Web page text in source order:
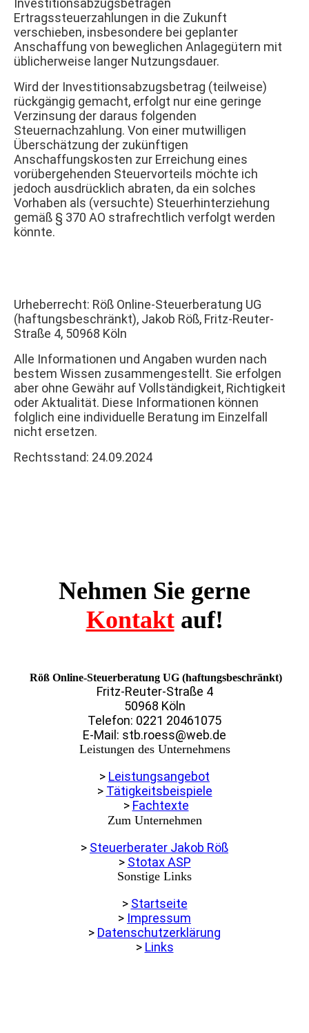
Investitionsabzugsbeträgen
Ertragssteuerzahlungen in die Zukunft
verschieben, insbesondere bei geplanter
Anschaffung von beweglichen Anlagegütern mit
üblicherweise langer Nutzungsdauer.
Wird der Investitionsabzugsbetrag (teilweise)
rückgängig gemacht, erfolgt nur eine geringe
Verzinsung der daraus folgenden
Steuernachzahlung. Von einer mutwilligen
Überschätzung der zukünftigen
Anschaffungskosten zur Erreichung eines
vorübergehenden Steuervorteils möchte ich
jedoch ausdrücklich abraten, da ein solches
Vorhaben als (versuchte) Steuerhinterziehung
gemäß § 370 AO strafrechtlich verfolgt werden
könnte.
Urheberrecht: Röß Online-Steuerberatung UG
(haftungsbeschränkt), Jakob Röß, Fritz-Reuter-
Straße 4, 50968 Köln
Alle Informationen und Angaben wurden nach
bestem Wissen zusammengestellt. Sie erfolgen
aber ohne Gewähr auf Vollständigkeit, Richtigkeit
oder Aktualität. Diese Informationen können
folglich eine individuelle Beratung im Einzelfall
nicht ersetzen.
Rechtsstand: 24.09.2024
Nehmen Sie gerne
Kontaktauf!
Röß Online-Steuerberatung UG (haftungsbeschränkt)
Fritz-Reuter-Straße 4
50968 Köln
Telefon: 0221 20461075
E-Mail: stb.roess@web.de
Leistungen des Unternehmens
> Leistungsangebot
> Tätigkeitsbeispiele
> Fachtexte
Zum Unternehmen
> Steuerberater Jakob Röß
> Stotax ASP
Sonstige Links
> Startseite
> Impressum
> Datenschutzerklärung
> Links